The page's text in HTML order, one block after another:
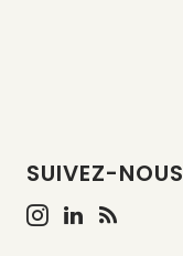
SUIVEZ-NOUS